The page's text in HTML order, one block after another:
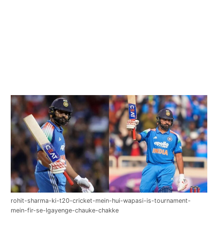
rohit-sharma-ki-t20-cricket-mein-hui-wapasi-is-tournament-
mein-fir-se-lgayenge-chauke-chakke